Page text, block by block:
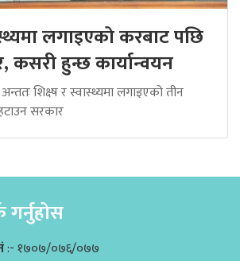
लगाइएको करबाट पछि
कसरी हुन्छ कार्यान्वयन
शिक्ष्ष र स्वास्थ्यमा लगाइएको तीन
सरकार
गर्नुहोस
:- १७०७/०७६/०७७